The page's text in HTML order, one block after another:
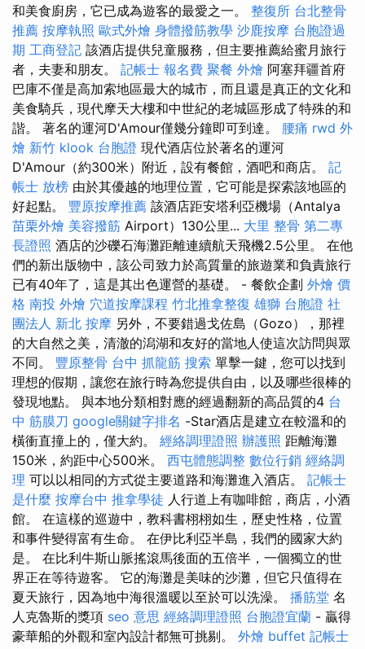
和美食廚房，它已成為遊客的最愛之一。 整復所 台北整骨
推薦 按摩執照 歐式外燴 身體撥筋教學 沙鹿按摩 台胞證過
期 工商登記 該酒店提供兒童服務，但主要推薦給蜜月旅行
者，夫妻和朋友。 記帳士 報名費 聚餐 外燴 阿塞拜疆首府
巴庫不僅是高加索地區最大的城市，而且還是真正的文化和
美食騎兵，現代摩天大樓和中世紀的老城區形成了特殊的和
諧。 著名的運河D'Amour僅幾分鐘即可到達。 腰痛 rwd 外
燴 新竹 klook 台胞證 現代酒店位於著名的運河
D'Amour（約300米）附近，設有餐館，酒吧和商店。 記
帳士 放榜 由於其優越的地理位置，它可能是探索該地區的
好起點。 豐原按摩推薦 該酒店距安塔利亞機場（Antalya
苗栗外燴 美容撥筋 Airport）130公里... 大里 整骨 第二專
長證照 酒店的沙礫石海灘距離連續航天飛機2.5公里。 在他
們的新出版物中，該公司致力於高質量的旅遊業和負責旅行
已有40年了，這是其出色運營的基礎。 - 餐飲企劃 外燴 價
格 南投 外燴 穴道按摩課程 竹北推拿整復 雄獅 台胞證 社
團法人 新北 按摩 另外，不要錯過戈佐島（Gozo），那裡
的大自然之美，清澈的潟湖和友好的當地人使這次訪問與眾
不同。 豐原整骨 台中 抓龍筋 搜索 單擊一鍵，您可以找到
理想的假期，讓您在旅行時為您提供自由，以及哪些很棒的
發現地點。 與本地分類相對應的經過翻新的高品質的4 台
中 筋膜刀 google關鍵字排名 -Star酒店是建立在較溫和的
橫衝直撞上的，僅大約。 經絡調理證照 辦護照 距離海灘
150米，約距中心500米。 西屯體態調整 數位行銷 經絡調
理 可以以相同的方式從主要道路和海灘進入酒店。 記帳士
是什麼 按摩台中 推拿學徒 人行道上有咖啡館，商店，小酒
館。 在這樣的巡遊中，教科書栩栩如生，歷史性格，位置
和事件變得富有生命。 在伊比利亞半島，我們的國家大約
是。 在比利牛斯山脈搖滾馬後面的五倍半，一個獨立的世
界正在等待遊客。 它的海灘是美味的沙灘，但它只值得在
夏天旅行，因為地中海很溫暖以至於可以洗澡。 播筋堂 名
人克魯斯的獎項 seo 意思 經絡調理證照 台胞證宜蘭 - 贏得
豪華船的外觀和室內設計都無可挑剔。 外燴 buffet 記帳士